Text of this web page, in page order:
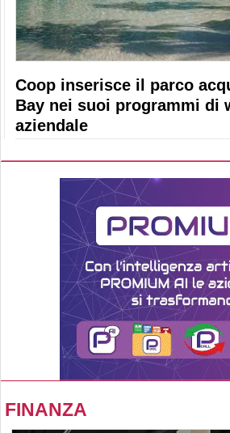
Coop inserisce il parco
Bay nei suoi programmi di
aziendale
FINANZA